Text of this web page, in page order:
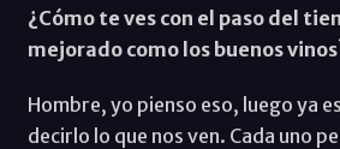
¿Cómo te ves con el paso del
mejorado como los buenos
Hombre, yo pienso eso, luego ya
decirlo lo que nos ven. Cada uno